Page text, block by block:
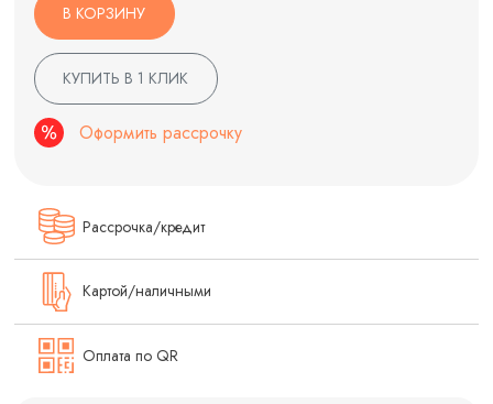
В КОРЗИНУ
КУПИТЬ В 1 КЛИК
Оформить рассрочку
Рассрочка/кредит
Картой/наличными
Оплата по QR